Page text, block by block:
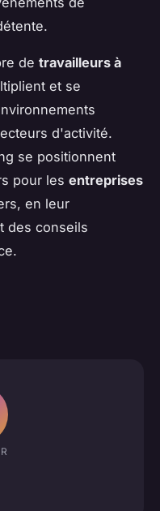
de travailleurs à
et se
d'activité.
se positionnent
pour les entreprises
en leur
des conseils